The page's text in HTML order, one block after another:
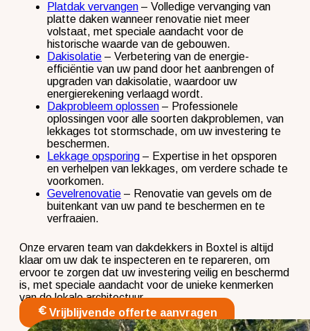
Platdak vervangen – Volledige vervanging van
platte daken wanneer renovatie niet meer
volstaat, met speciale aandacht voor de
historische waarde van de gebouwen.
Dakisolatie – Verbetering van de energie-
efficiëntie van uw pand door het aanbrengen of
upgraden van dakisolatie, waardoor uw
energierekening verlaagd wordt.
Dakprobleem oplossen – Professionele
oplossingen voor alle soorten dakproblemen, van
lekkages tot stormschade, om uw investering te
beschermen.
Lekkage opsporing – Expertise in het opsporen
en verhelpen van lekkages, om verdere schade te
voorkomen.
Gevelrenovatie – Renovatie van gevels om de
buitenkant van uw pand te beschermen en te
verfraaien.
Onze ervaren team van dakdekkers in Boxtel is altijd
klaar om uw dak te inspecteren en te repareren, om
ervoor te zorgen dat uw investering veilig en beschermd
is, met speciale aandacht voor de unieke kenmerken
van de lokale architectuur.
Vrijblijvende offerte aanvragen